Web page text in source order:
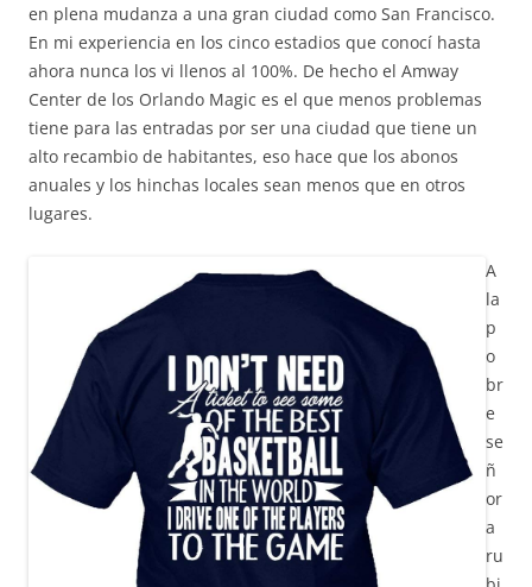
en plena mudanza a una gran ciudad como San Francisco.
En mi experiencia en los cinco estadios que conocí hasta
ahora nunca los vi llenos al 100%. De hecho el Amway
Center de los Orlando Magic es el que menos problemas
tiene para las entradas por ser una ciudad que tiene un
alto recambio de habitantes, eso hace que los abonos
anuales y los hinchas locales sean menos que en otros
lugares.
A
la
p
o
br
e
se
ñ
or
a
ru